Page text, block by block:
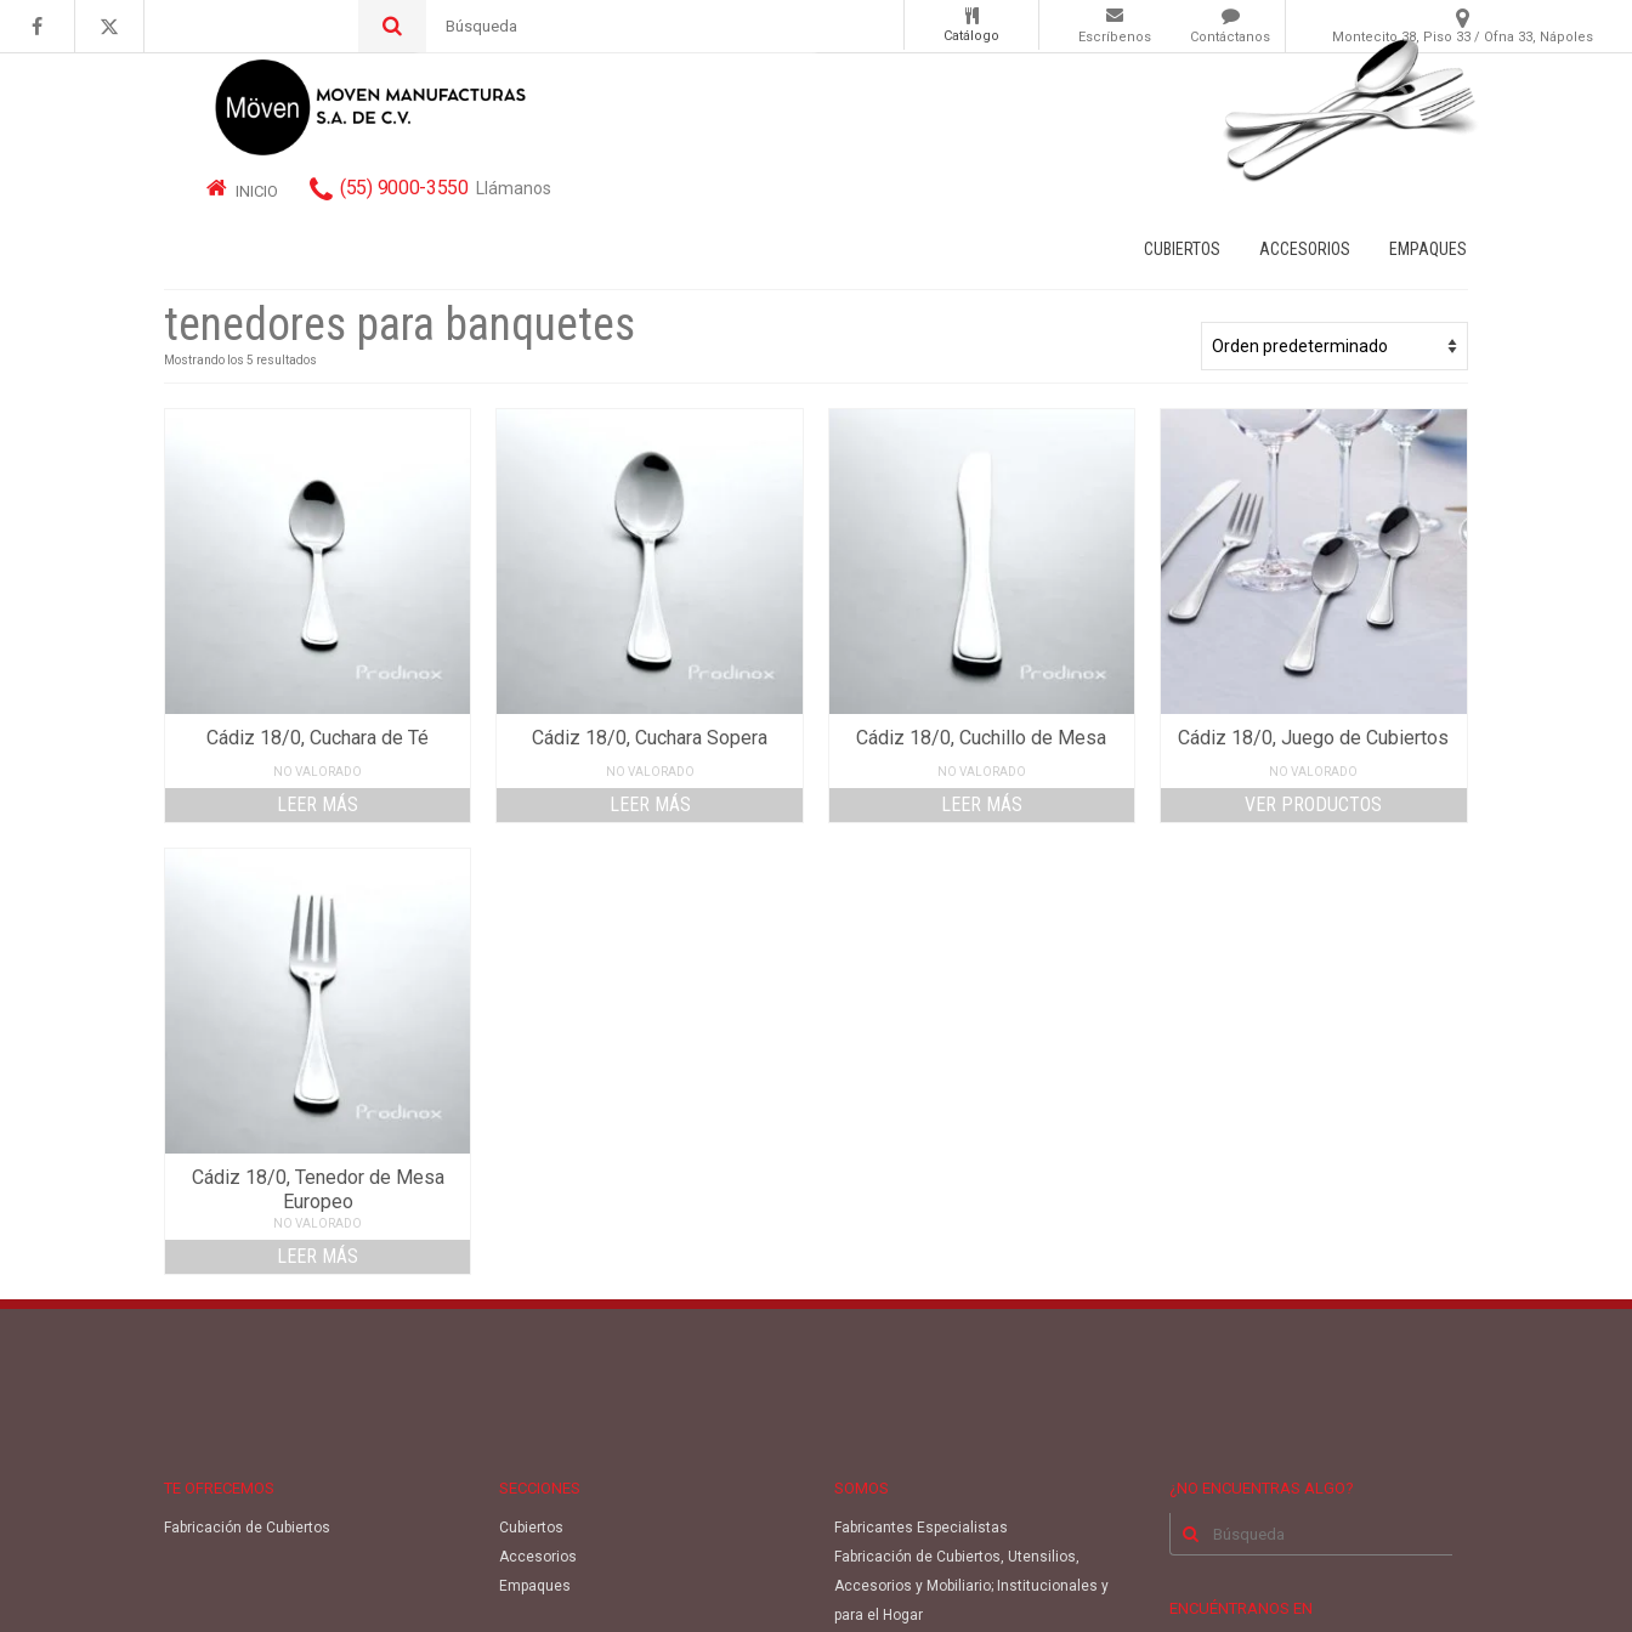
por:
Montecito 38, Piso 33 / Ofna 33, Nápoles
Contáctanos
Escríbenos
Catálogo
INICIO (55) 9000-3550 Llámanos
CUBIERTOS ACCESORIOS EMPAQUES
tenedores para banquetes
Mostrando los 5 resultados
Cádiz 18/0, Cuchara de Té
NO VALORADO
LEER MÁS
Cádiz 18/0, Cuchara Sopera
NO VALORADO
LEER MÁS
Cádiz 18/0, Cuchillo de Mesa
NO VALORADO
LEER MÁS
Cádiz 18/0, Juego de Cubiertos
NO VALORADO
VER PRODUCTOS
Cádiz 18/0, Tenedor de Mesa
Europeo
NO VALORADO
LEER MÁS
TE OFRECEMOS
Fabricación de Cubiertos
SECCIONES
Cubiertos
Accesorios
Empaques
SOMOS
Fabricantes Especialistas
Fabricación de Cubiertos, Utensilios,
Accesorios y Mobiliario; Institucionales y
para el Hogar
¿NO ENCUENTRAS ALGO?
Buscar
por:
ENCUÉNTRANOS EN